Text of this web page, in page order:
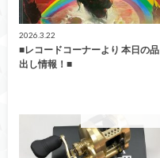
2026.3.22
■レコードコーナーより 本日の品
出し情報！■